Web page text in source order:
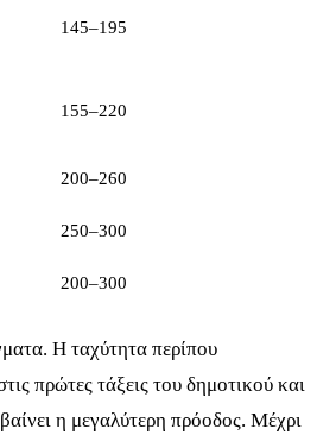
145–195
155–220
200–260
250–300
200–300
Η ταχύτητα περίπου
πρώτες τάξεις του δημοτικού και
η μεγαλύτερη πρόοδος. Μέχρι